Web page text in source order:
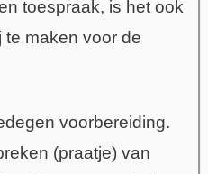
toespraak, is het ook
te maken voor de
voorbereiding.
(praatje) van